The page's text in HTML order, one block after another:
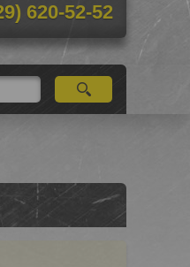
620-52-52